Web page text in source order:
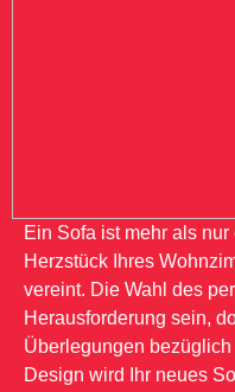
Ein Sofa ist mehr als
Herzstück Ihres
vereint. Die Wahl des
Herausforderung sein,
Überlegungen
Design wird Ihr neues